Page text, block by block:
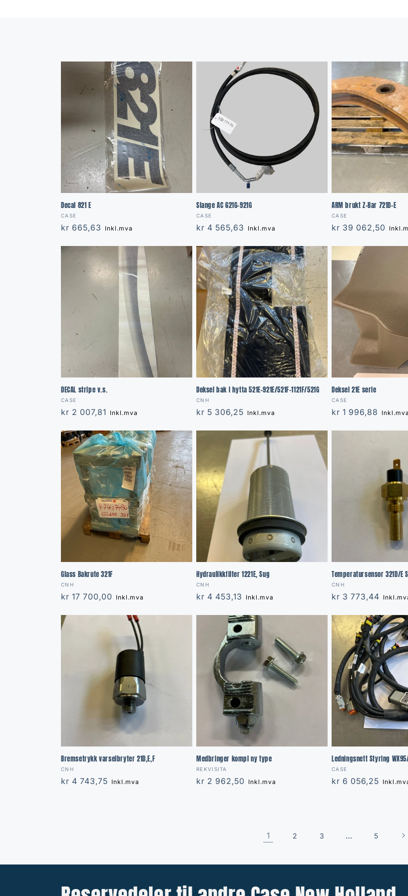
Decal 821 E
Vendor:
CASE
Regular
kr 665,63 Inkl.mva
Slange AC 621G-921G
Vendor:
CASE
Regular
kr 4 565,63 Inkl.mva
ARM brukt Z-Bar 721D-E
Vendor:
CASE
Regular
kr 39 062,50
DECAL stripe v.s.
Vendor:
CASE
Regular
kr 2 007,81 Inkl.mva
Deksel bak i hytta 521E-921E/521F-1121F/521G
Vendor:
CNH
Regular
kr 5 306,25 Inkl.mva
Deksel 21E serie
Vendor:
CASE
Regular
kr 1 996,88 Inkl.mva
Glass Bakrute 321F
Vendor:
CNH
Regular
kr 17 700,00 Inkl.mva
Hydraulikkfilter 1221E, Sug
Vendor:
CNH
Regular
kr 4 453,13 Inkl.mva
Temperatursensor 321D/E
Vendor:
CNH
Regular
kr 3 773,44
Bremsetrykk varselbryter 21D,E,F
Vendor:
CNH
Regular
kr 4 743,75 Inkl.mva
Medbringer kompl ny type
Vendor:
REKVISITA
Regular
kr 2 962,50 Inkl.mva
Ledningsnett Styring
Vendor:
CASE
Regular
kr 6 056,25
1 2 3 … 5